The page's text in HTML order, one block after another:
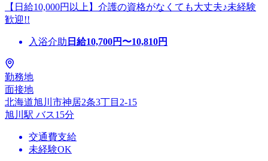
【日給10,000円以上】介護の資格がなくても大丈夫♪未経験
歓迎!!
入浴介助 日給10,700円〜10,810円
勤務地
面接地
北海道旭川市神居2条3丁目2-15
旭川駅 バス15分
交通費支給
未経験OK